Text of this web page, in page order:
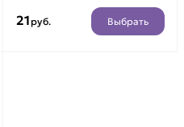
21 руб. Выбрать